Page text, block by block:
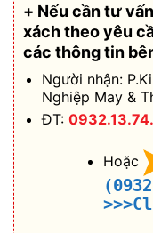
+ Nếu cần tư
xách theo yêu
các thông tin
Người nhận:
Nghiệp May &
ĐT:
Hoặc